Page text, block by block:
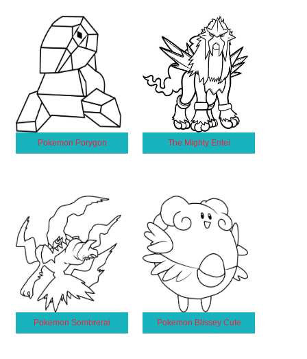
Pokemon Porygon The Mighty Entei
Pokemon Sombrerai Pokemon Blissey Cute